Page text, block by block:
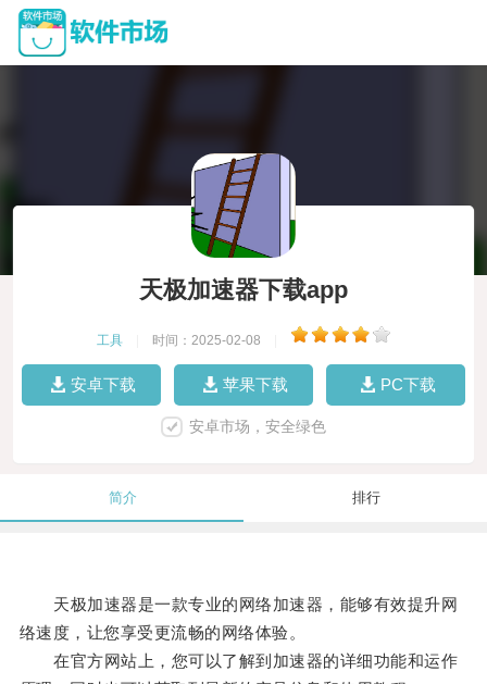
天极加速器下载app
工具 时间：2025-02-08
安卓下载 苹果下载 PC下载
安卓市场，安全绿色
简介 排行
天极加速器是一款专业的网络加速器，能够有效提升网
络速度，让您享受更流畅的网络体验。
在官方网站上，您可以了解到加速器的详细功能和运作